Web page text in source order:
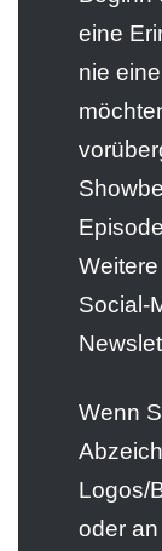
eine
nie
Social-
Wenn
Logos/
oder